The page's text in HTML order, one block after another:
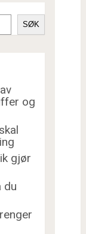
SØK
og
gjør
du